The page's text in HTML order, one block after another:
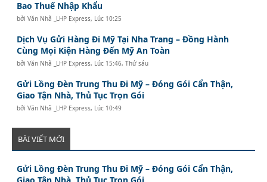
Bao Thuế Nhập Khẩu
bởiVăn Nhã _LHP Express, Lúc 10:25
Dịch Vụ Gửi Hàng Đi Mỹ Tại Nha Trang – Đồng Hành
Cùng Mọi Kiện Hàng Đến Mỹ An Toàn
bởiVăn Nhã _LHP Express, Lúc 15:46, Thứ sáu
Gửi Lồng Đèn Trung Thu Đi Mỹ – Đóng Gói Cẩn Thận,
Giao Tận Nhà, Thủ Tục Trọn Gói
bởiVăn Nhã _LHP Express, Lúc 10:49
BÀI VIẾT MỚI
Gửi Lồng Đèn Trung Thu Đi Mỹ – Đóng Gói Cẩn Thận,
Giao Tận Nhà, Thủ Tục Trọn Gói